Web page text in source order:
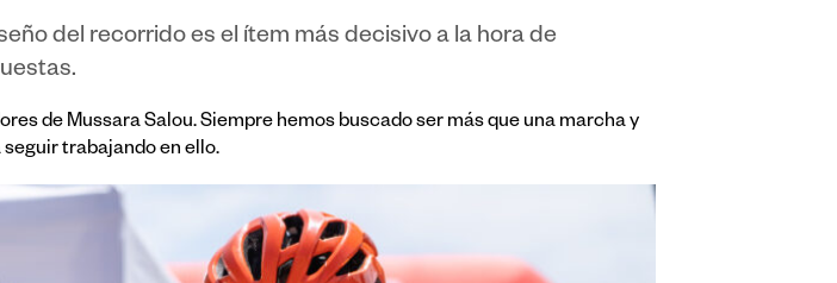
del recorrido es el ítem más decisivo a la hora de
de Mussara Salou. Siempre hemos buscado ser más que una marcha y
trabajando en ello.